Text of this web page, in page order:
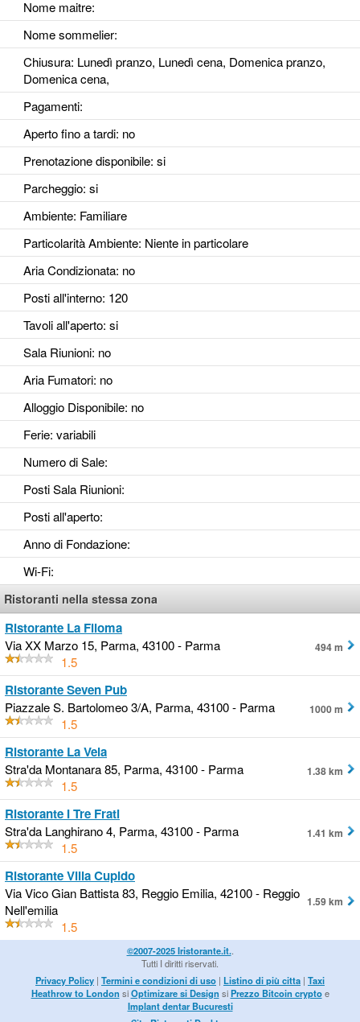
Nome maitre:
Nome sommelier:
Chiusura: Lunedì pranzo, Lunedì cena, Domenica pranzo,
Domenica cena,
Pagamenti:
Aperto fino a tardi: no
Prenotazione disponibile: si
Parcheggio: si
Ambiente: Familiare
Particolarità Ambiente: Niente in particolare
Aria Condizionata: no
Posti all'interno: 120
Tavoli all'aperto: si
Sala Riunioni: no
Aria Fumatori: no
Alloggio Disponibile: no
Ferie: variabili
Numero di Sale:
Posti Sala Riunioni:
Posti all'aperto:
Anno di Fondazione:
Wi-Fi:
Ristoranti nella stessa zona
Ristorante La Filoma
Via XX Marzo 15, Parma, 43100 - Parma
1.5
494 m
Ristorante Seven Pub
Piazzale S. Bartolomeo 3/A, Parma, 43100 - Parma
1.5
1000 m
Ristorante La Vela
Stra'da Montanara 85, Parma, 43100 - Parma
1.5
1.38 km
Ristorante I Tre Frati
Stra'da Langhirano 4, Parma, 43100 - Parma
1.5
1.41 km
Ristorante Villa Cupido
Via Vico Gian Battista 83, Reggio Emilia, 42100 - Reggio
Nell'emilia
1.5
1.59 km
©2007-2025 Iristorante.it..
Tutti I diritti riservati.
Privacy Policy | Termini e condizioni di uso | Listino di più citta | Taxi
Heathrow to London siOptimizare si Design siPrezzo Bitcoin cryptoe
Implant dentar Bucuresti